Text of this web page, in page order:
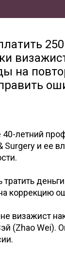
на
летний
и ее
коррекцию
визажист
(Zhao Wei).